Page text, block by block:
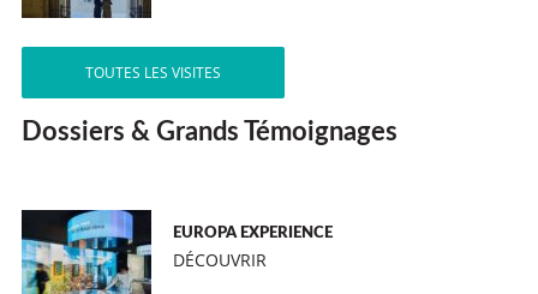
TOUTES LES VISITES
Dossiers & Grands Témoignages
EUROPA EXPERIENCE
DÉCOUVRIR